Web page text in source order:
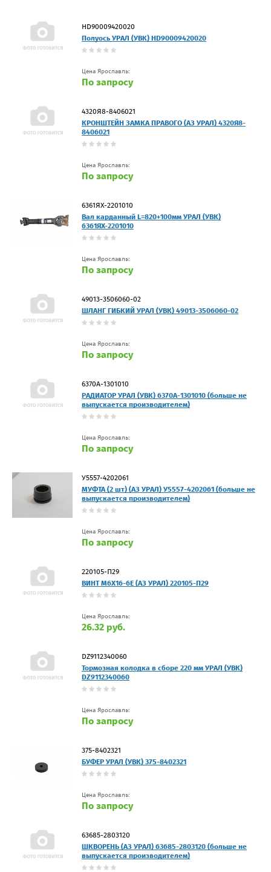
HD90009420020
Полуось УРАЛ (УВК) HD90009420020
Цена Ярославль:
По запросу
4320Я8-8406021
КРОНШТЕЙН ЗАМКА ПРАВОГО (АЗ УРАЛ) 4320Я8-
8406021
Цена Ярославль:
По запросу
6361ЯХ-2201010
Вал карданный L=820+100мм УРАЛ (УВК)
6361ЯХ-2201010
Цена Ярославль:
По запросу
49013-3506060-02
ШЛАНГ ГИБКИЙ УРАЛ (УВК) 49013-3506060-02
Цена Ярославль:
По запросу
6370А-1301010
РАДИАТОР УРАЛ (УВК) 6370А-1301010 (больше не
выпускается производителем)
Цена Ярославль:
По запросу
У5557-4202061
МУФТА (2 шт) (АЗ УРАЛ) У5557-4202061 (больше не
выпускается производителем)
Цена Ярославль:
По запросу
220105-П29
ВИНТ М6Х16-6Е (АЗ УРАЛ) 220105-П29
Цена Ярославль:
26.32 руб.
DZ9112340060
Тормозная колодка в сборе 220 мм УРАЛ (УВК)
DZ9112340060
Цена Ярославль:
По запросу
375-8402321
БУФЕР УРАЛ (УВК) 375-8402321
Цена Ярославль:
По запросу
63685-2803120
ШКВОРЕНЬ (АЗ УРАЛ) 63685-2803120 (больше не
выпускается производителем)